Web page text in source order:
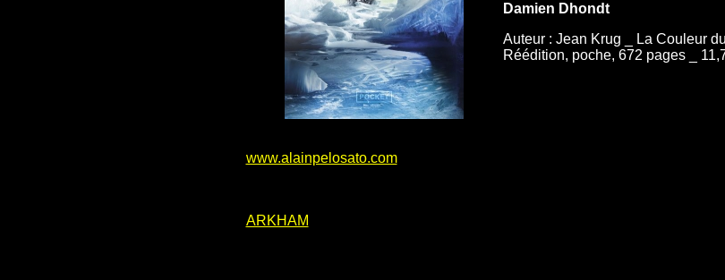
Damien Dhondt
Auteur : Jean Krug _ La Couleur
Réédition, poche, 672 pages _
www.alainpelosato.com
ARKHAM